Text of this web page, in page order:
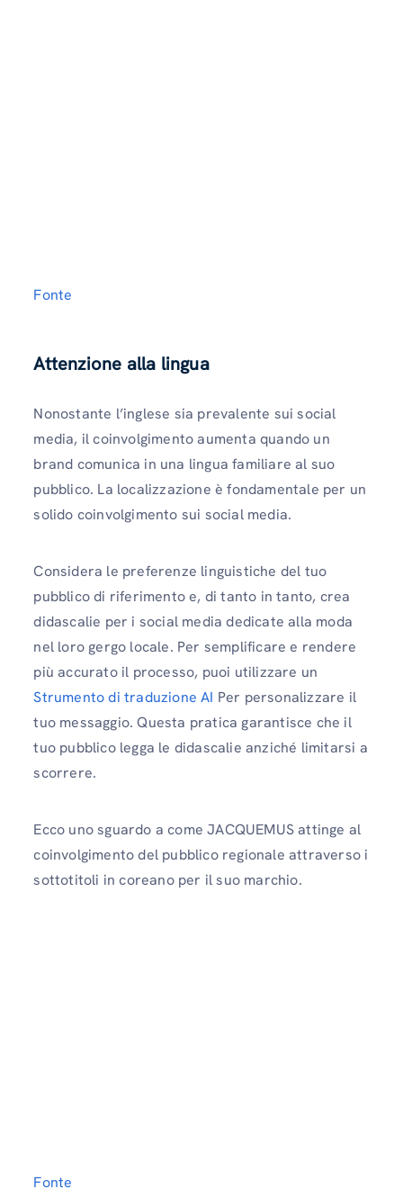
Fonte
Attenzione alla lingua
Nonostante l’inglese sia prevalente sui social
media, il coinvolgimento aumenta quando un
brand comunica in una lingua familiare al suo
pubblico. La localizzazione è fondamentale per un
solido coinvolgimento sui social media.
Considera le preferenze linguistiche del tuo
pubblico di riferimento e, di tanto in tanto, crea
didascalie per i social media dedicate alla moda
nel loro gergo locale. Per semplificare e rendere
più accurato il processo, puoi utilizzare un
Strumento di traduzione AI Per personalizzare il
tuo messaggio. Questa pratica garantisce che il
tuo pubblico legga le didascalie anziché limitarsi a
scorrere.
Ecco uno sguardo a come JACQUEMUS attinge al
coinvolgimento del pubblico regionale attraverso i
sottotitoli in coreano per il suo marchio.
Fonte